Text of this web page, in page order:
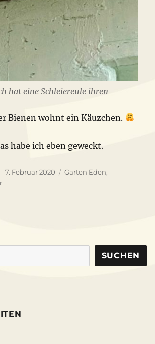
hat eine Schleiereule ihren
Bienen wohnt ein Käuzchen.
habe ich eben geweckt.
Veröffentlicht
7. Februar 2020 Schlagwörter
Garten Eden,
SUCHEN